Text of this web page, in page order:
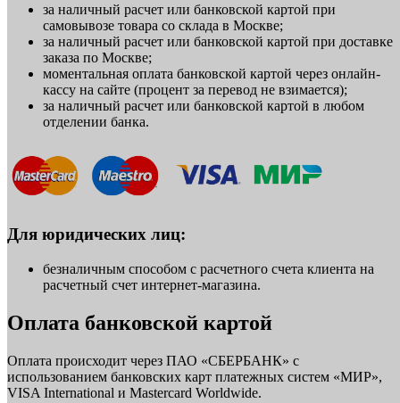
за наличный расчет или банковской картой при
самовывозе товара со склада в Москве;
за наличный расчет или банковской картой при доставке
заказа по Москве;
моментальная оплата банковской картой через онлайн-
кассу на сайте (процент за перевод не взимается);
за наличный расчет или банковской картой в любом
отделении банка.
Для юридических лиц:
безналичным способом с расчетного счета клиента на
расчетный счет интернет-магазина.
Оплата банковской картой
Оплата происходит через ПАО «СБЕРБАНК» с
использованием банковских карт платежных систем «МИР»,
VISA International и Mastercard Worldwide.